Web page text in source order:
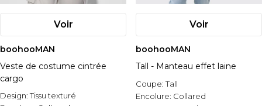
Voir
boohooMAN
Veste de costume cintrée
cargo
Design:Tissu texturé
Voir
boohooMAN
Tall - Manteau effet laine
Coupe:Tall
Encolure: Collared